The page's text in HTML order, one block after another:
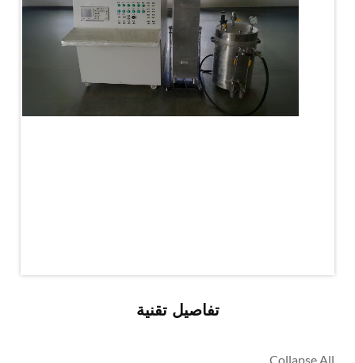
Tube Pressurization Test Setup
Hydraulic Hose/Tube Proof Test Stand
E-70 Brake Equipment Test Rig
Gear Box Test Bench
MK-84 2000 lb Bomb Casing
CCB Burn Test Rig
Gas Distribution System
Gas Purging System
تفاصيل تقنية